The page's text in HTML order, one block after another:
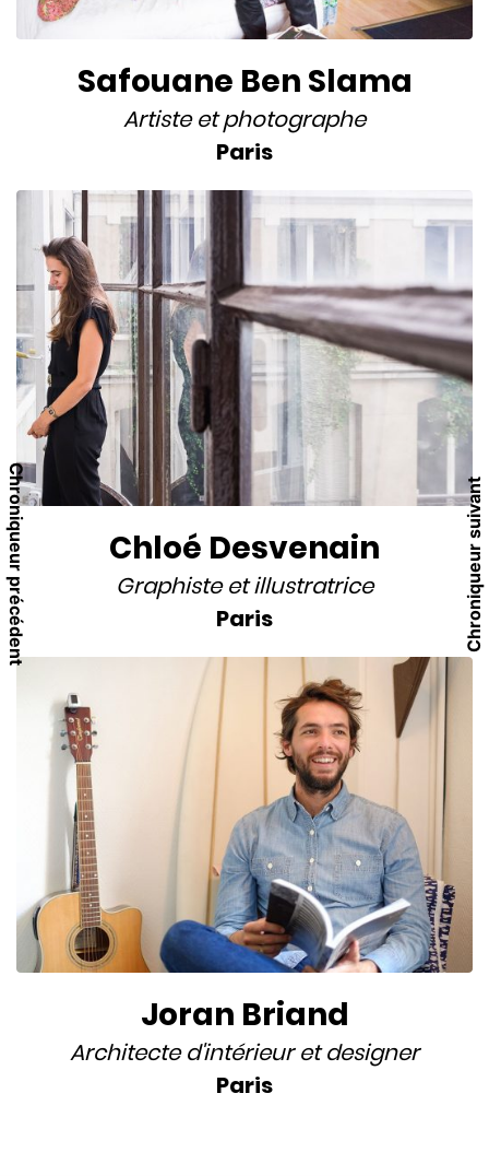
Safouane Ben Slama
Artisteetphotographe
Paris
Chloé Desvenain
Graphisteetillustratrice
Paris
Joran Briand
Architecte d'intérieuretdesigner
Paris
Chroniqueur suivant
Chroniqueur précédent